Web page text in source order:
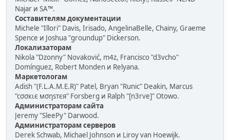
Najar и SA™.
Составителям документации
Michele "Illori" Davis, Irisado, AngelinaBelle, Chainy, Graeme
Spence и Joshua "groundup" Dickerson.
Локализаторам
Nikola "Dzonny" Novaković, m4z, Francisco "d3vcho"
Domínguez, Robert Monden и Relyana.
Маркетологам
Adish "(F.L.A.M.E.R)" Patel, Bryan "Runic" Deakin, Marcus
"cσσкιє мσηѕтєя" Forsberg и Ralph "[n3rve]" Otowo.
Администраторам сайта
Jeremy "SleePy" Darwood.
Администраторам серверов
Derek Schwab, Michael Johnson и Liroy van Hoewijk.